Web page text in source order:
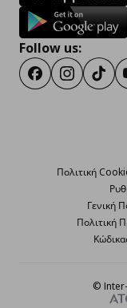
Follow us:
FacebookInstagram
Πολιτική
Γενική
Πολιτική
©